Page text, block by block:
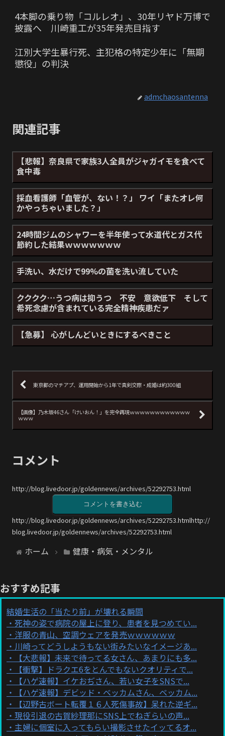
4本脚の乗り物「コルレオ」、30年リヤド万博で
披露へ 川崎重工が35年発売目指す
江別大学生暴行死、主犯格の特定少年に「無期
懲役」の判決
admchaosantenna
関連記事
【悲報】奈良県で家族3人全員がジャガイモを食べて
食中毒
採血看護師「血管が、ない！？」 ワイ「またオレ何
かやっちゃいました？」
24時間ジムのシャワーを半年使って水道代とガス代
節約した結果ｗｗｗｗｗｗｗ
手洗い、水だけで99%の菌を洗い流していた
クククク…うつ病は抑うつ 不安 意欲低下 そして
希死念慮が含まれている完全精神疾患だァ
【急募】 心がしんどいときにするべきこと
東京都のマチアプ、運用開始から1年で真剣交際・成婚は約300組
【画像】乃木坂46さん「けいおん！」を完全再現ｗｗｗｗｗｗｗｗｗｗｗｗ
ｗｗｗ
コメント
http://blog.livedoor.jp/goldennews/archives/52292753.html
コメントを書き込む
http://blog.livedoor.jp/goldennews/archives/52292753.htmlhttp://
blog.livedoor.jp/goldennews/archives/52292753.html
ホーム 健康・病気・メンタル
おすすめ記事
結婚生活の「当たり前」が壊れる瞬間
死神の姿で病院の屋上に登り、患者を見つめてい...
洋服の青山、空調ウェアを発売ｗｗｗｗｗｗ
川崎ってどうしようもない街みたいなイメージあ...
【大悲報】未来で待ってる女さん、あまりにも多...
【衝撃】ドラクエ6をとんでもないクオリティで...
【ハゲ速報】イケおぢさん、若い女子をSNSで...
【ハゲ速報】デビッド・ベッカムさん、ベッカム...
【辺野古ボート転覆１６人死傷事故】呆れた逆ギ...
現役引退の古賀紗理那にSNS上でねぎらいの声...
主婦に個室に入ってもらい撮影させたイッてるオ...